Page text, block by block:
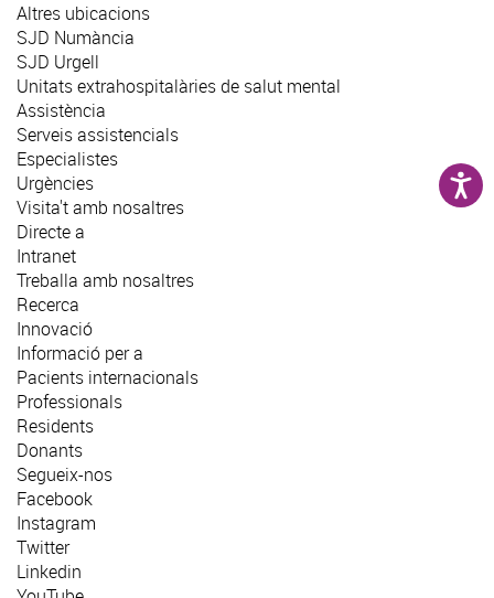
Altres ubicacions
SJD Numància
SJD Urgell
Unitats extrahospitalàries de salut mental
Assistència
Serveis assistencials
Especialistes
Urgències
Visita't amb nosaltres
Directe a
Intranet
Treballa amb nosaltres
Recerca
Innovació
Informació per a
Pacients internacionals
Professionals
Residents
Donants
Segueix-nos
Facebook
Instagram
Twitter
Linkedin